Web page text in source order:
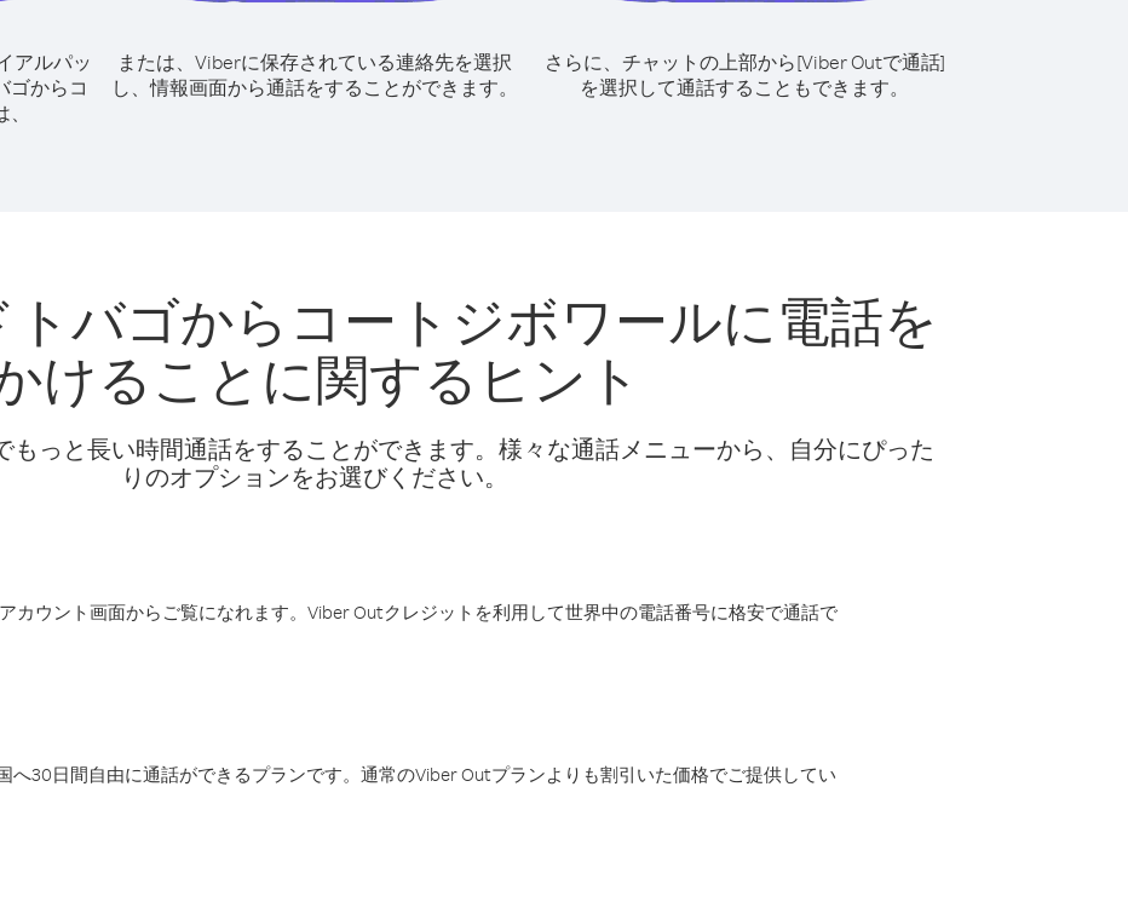
アルパッ
ゴからコ
または、Viberに保存されている連絡先を選択
し、情報画面から通話をすることができます。
さらに、チャットの上部から[Viber Outで通話]
を選択して通話することもできます。
トバゴからコートジボワールに電話を
けることに関するヒント
もっと長い時間通話をすることができます。様々な通話メニューから、自分にぴった
りのオプションをお選びください。
カウント画面からご覧になれます。Viber Outクレジットを利用して世界中の電話番号に格安で通話で
へ30日間自由に通話ができるプランです。通常のViber Outプランよりも割引いた価格でご提供してい